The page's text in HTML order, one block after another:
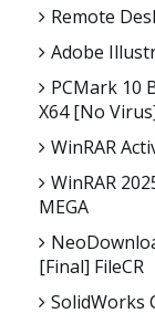
Remote
Adobe
PCMark 10
X64 [no
WinRAR
WinRAR
MEGA
[Final] FileCR
SolidWorks